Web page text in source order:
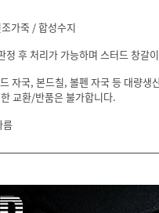
가죽 / 합성수지
정 후 처리가 가능하며 스터드 창갈
자국, 본드칠, 볼펜 자국 등 대량
교환/반품은 불가합니다.
름